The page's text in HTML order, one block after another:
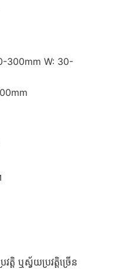
300mm W: 30-
តិ ឬ​ស្វ័យ​ប្រវត្តិ​ច្រើន​